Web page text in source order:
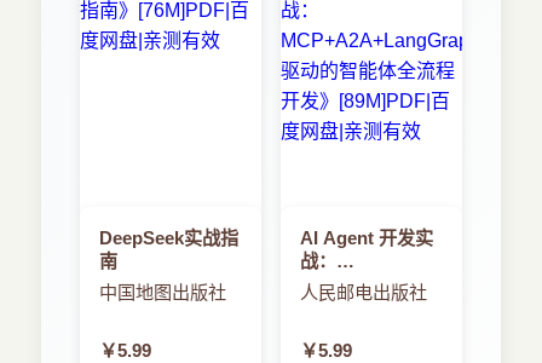
DeepSeek实战指
南
中国地图出版社
￥5.99
AI Agent 开发实
战：
MCP+A2A+LangGraph
驱动的智能体全
人民邮电出版社
￥5.99